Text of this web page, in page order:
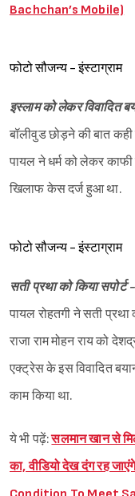
Bachchan’s Mobile)
फोटो सौजन्य - इंस्टाग्राम
इस्लाम को लेकर विवादित
बॉलीवुड छोड़ने की बात कही
पायल ने धर्म को लेकर
खिलाफ केस दर्ज हुआ था.
फोटो सौजन्य - इंस्टाग्राम
सती प्रथा को किया सपोर्ट -
पायल रोहतगी ने सती प्रथा
राजा राम मोहन राय को
एक्ट्रेस के इस विवादित
काम किया था.
ये भी पढ़ें:सलमान खान से
का, वीडियो देख दंग रह